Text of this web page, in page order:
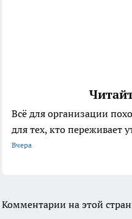
Всё для организации
для тех, кто переживает
Вчера
Комментарии на этой